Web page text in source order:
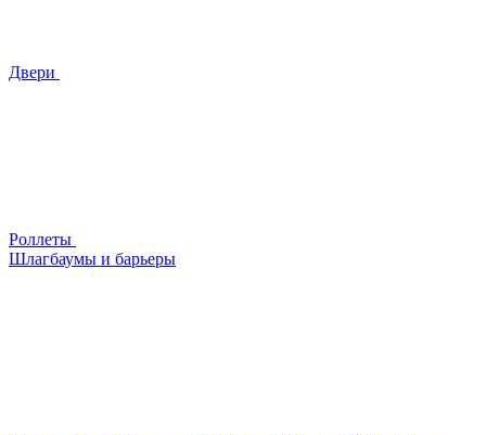
Двери
Роллеты
Шлагбаумы и барьеры